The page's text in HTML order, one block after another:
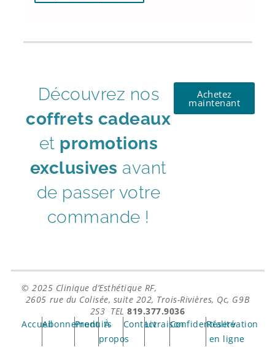
Découvrez nos
coffrets cadeaux
et promotions
exclusives avant
de passer votre
commande !
Achetez
maintenant
© 2025 Clinique d’Esthétique RF,
2605 rue du Colisée, suite 202, Trois-Rivières, Qc, G9B
2S3 TEL819.377.9036
AccueilAbonnement
Produits
À
propos
ContactLivraisonConfidentialité
Réservation
en ligne